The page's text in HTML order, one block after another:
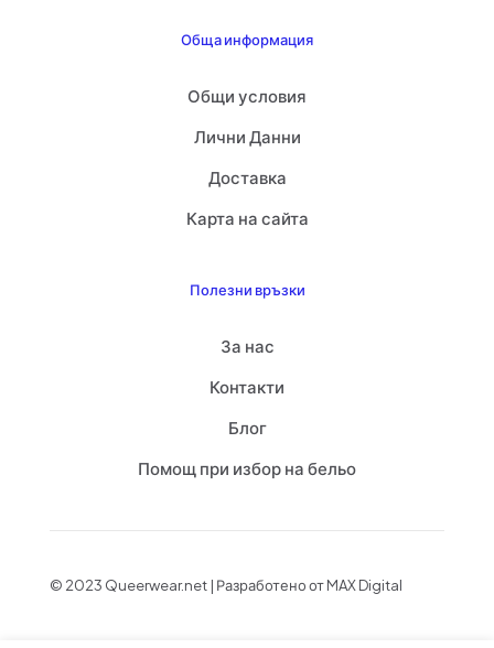
Обща информация
Общи условия
Лични Данни
Доставка
Карта на сайта
Полезни връзки
За нас
Контакти
Блог
Помощ при избор на бельо
© 2023 Queerwear.net | Разработено от MAX Digital